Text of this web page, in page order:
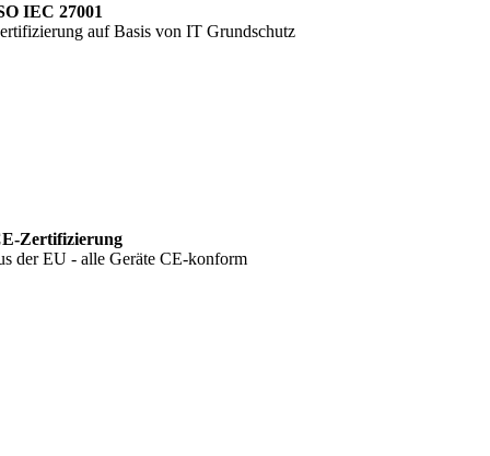
IEC 27001
auf Basis von IT Grundschutz
Zertifizierung
der EU - alle Geräte CE-konform